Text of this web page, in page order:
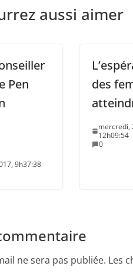
aussi aimer
Pen
9h37:38
des
mercredi,
12h09:54
0
ne sera pas publiée. Les